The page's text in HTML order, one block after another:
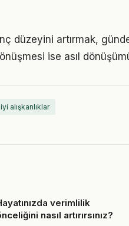
düzeyini artırmak,
ise asıl
iyi alışkanlıklar
verimlilik
nasıl artırırsınız?